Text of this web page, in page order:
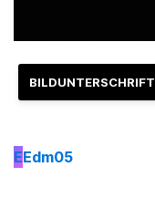
BILDUNTERSCHRIFT
EEdm05